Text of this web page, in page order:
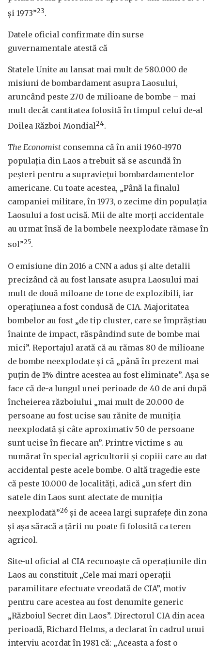
și 1973”23.
Datele oficial confirmate din surse
guvernamentale atestă că
Statele Unite au lansat mai mult de 580.000 de
misiuni de bombardament asupra Laosului,
aruncând peste 270 de milioane de bombe – mai
mult decât cantitatea folosită în timpul celui de-al
Doilea Război Mondial24.
The Economist consemna că în anii 1960-1970
populația din Laos a trebuit să se ascundă în
peșteri pentru a supraviețui bombardamentelor
americane. Cu toate acestea, „Până la finalul
campaniei militare, în 1973, o zecime din populația
Laosului a fost ucisă. Mii de alte morți accidentale
au urmat însă de la bombele neexplodate rămase în
sol”25.
O emisiune din 2016 a CNN a adus și alte detalii
precizând că au fost lansate asupra Laosului mai
mult de două miloane de tone de explozibili, iar
operațiunea a fost condusă de CIA. Majoritatea
bombelor au fost „de tip cluster, care se împrăștiau
înainte de impact, răspândind sute de bombe mai
mici”. Reportajul arată că au rămas 80 de milioane
de bombe neexplodate și că „până în prezent mai
puțin de 1% dintre acestea au fost eliminate”. Așa se
face că de-a lungul unei perioade de 40 de ani după
încheierea războiului „mai mult de 20.000 de
persoane au fost ucise sau rănite de muniția
neexplodată și câte aproximativ 50 de persoane
sunt ucise în fiecare an”. Printre victime s-au
numărat în special agricultorii și copiii care au dat
accidental peste acele bombe. O altă tragedie este
că peste 10.000 de localități, adică „un sfert din
satele din Laos sunt afectate de muniția
neexplodată”26 și de aceea largi suprafețe din zona
și așa săracă a țării nu poate fi folosită ca teren
agricol.
Site-ul oficial al CIA recunoaște că operațiunile din
Laos au constituit „Cele mai mari operații
paramilitare efectuate vreodată de CIA”, motiv
pentru care acestea au fost denumite generic
„Războiul Secret din Laos”. Directorul CIA din acea
perioadă, Richard Helms, a declarat în cadrul unui
interviu acordat în 1981 că: „Aceasta a fost o